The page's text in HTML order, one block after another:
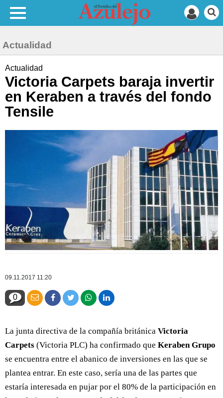
Actualidad
Actualidad
Victoria Carpets baraja invertir
en Keraben a través del fondo
Tensile
09.11.2017 11:20
0
La junta directiva de la compañía británica Victoria
Carpets (Victoria PLC) ha confirmado que Keraben Grupo
se encuentra entre el abanico de inversiones en las que se
plantea entrar. En este caso, sería una de las partes que
estaría interesada en pujar por el 80% de la participación en